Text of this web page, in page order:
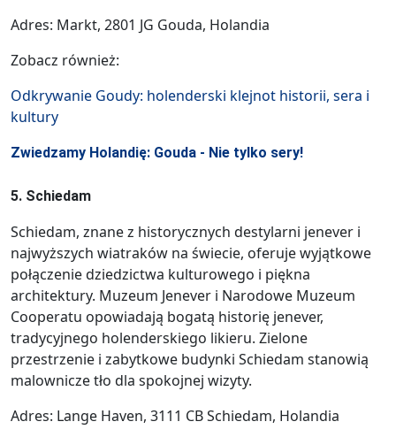
Adres: Markt, 2801 JG Gouda, Holandia
Zobacz również:
Odkrywanie Goudy: holenderski klejnot historii, sera i
kultury
Zwiedzamy Holandię: Gouda - Nie tylko sery!
5. Schiedam
Schiedam, znane z historycznych destylarni jenever i
najwyższych wiatraków na świecie, oferuje wyjątkowe
połączenie dziedzictwa kulturowego i piękna
architektury. Muzeum Jenever i Narodowe Muzeum
Cooperatu opowiadają bogatą historię jenever,
tradycyjnego holenderskiego likieru. Zielone
przestrzenie i zabytkowe budynki Schiedam stanowią
malownicze tło dla spokojnej wizyty.
Adres: Lange Haven, 3111 CB Schiedam, Holandia